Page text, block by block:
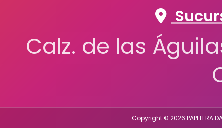
Calz. de las
Copyright © 2026 PAPELERA